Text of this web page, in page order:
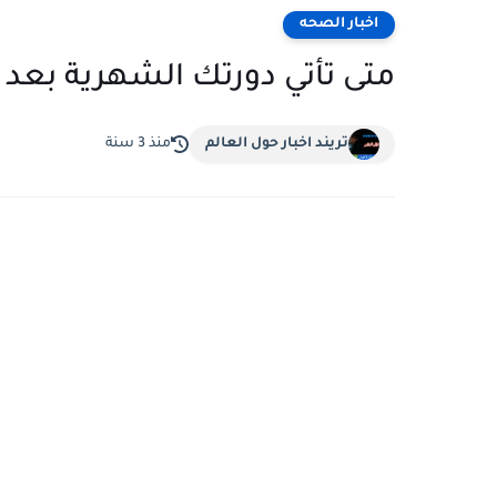
اخبار الصحه
متى تأتي دورتك الشهرية بعد
تريند اخبار حول العالم منذ 3 سنة